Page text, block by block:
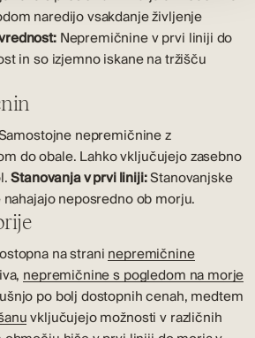
naredijo vsakdanje življenje
Nepremičnine v prvi liniji do
in so izjemno iskane na tržišču
nepremičnine z
do obale. Lahko vključujejo zasebno
Stanovanja v prvi liniji:Stanovanjske
neposredno ob morju.
na strani nepremičnine
nepremičnine s pogledom na morje
po bolj dostopnih cenah, medtem
vključujejo možnosti v različnih